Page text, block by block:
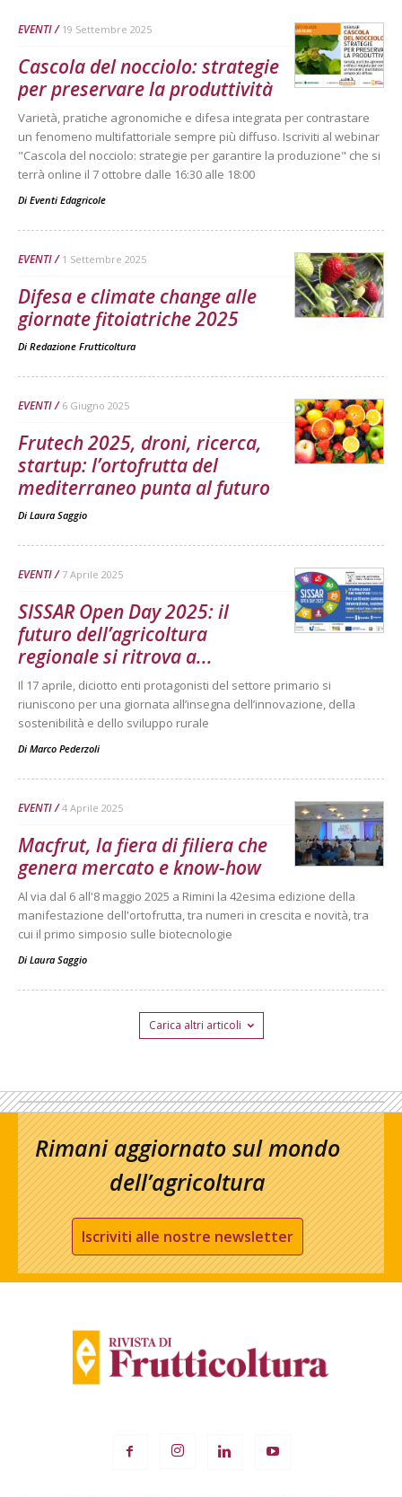
EVENTI 19 Settembre 2025
Cascola del nocciolo: strategie
per preservare la produttività
Varietà, pratiche agronomiche e difesa integrata per contrastare
un fenomeno multifattoriale sempre più diffuso. Iscriviti al webinar
"Cascola del nocciolo: strategie per garantire la produzione" che si
terrà online il 7 ottobre dalle 16:30 alle 18:00
Di Eventi Edagricole
EVENTI 1 Settembre 2025
Difesa e climate change alle
giornate fitoiatriche 2025
Di Redazione Frutticoltura
EVENTI 6 Giugno 2025
Frutech 2025, droni, ricerca,
startup: l’ortofrutta del
mediterraneo punta al futuro
Di Laura Saggio
EVENTI 7 Aprile 2025
SISSAR Open Day 2025: il
futuro dell’agricoltura
regionale si ritrova a...
Il 17 aprile, diciotto enti protagonisti del settore primario si
riuniscono per una giornata all’insegna dell’innovazione, della
sostenibilità e dello sviluppo rurale
Di Marco Pederzoli
EVENTI 4 Aprile 2025
Macfrut, la fiera di filiera che
genera mercato e know-how
Al via dal 6 all'8 maggio 2025 a Rimini la 42esima edizione della
manifestazione dell'ortofrutta, tra numeri in crescita e novità, tra
cui il primo simposio sulle biotecnologie
Di Laura Saggio
Carica altri articoli
Rimani aggiornato sul mondo
dell’agricoltura
Iscriviti alle nostre newsletter